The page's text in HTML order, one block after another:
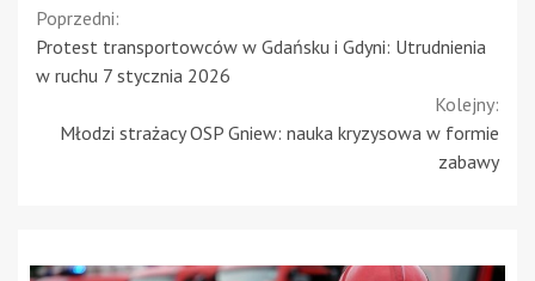
Continue
Reading
Poprzedni:
Protest transportowców w Gdańsku i Gdyni: Utrudnienia
w ruchu 7 stycznia 2026
Kolejny:
Młodzi strażacy OSP Gniew: nauka kryzysowa w formie
zabawy